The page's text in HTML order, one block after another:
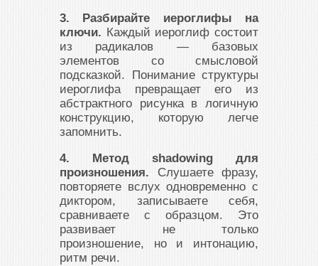
3. Разбирайте иероглифы на
ключи. Каждый иероглиф состоит
из радикалов — базовых
элементов со смысловой
подсказкой. Понимание структуры
иероглифа превращает его из
абстрактного рисунка в логичную
конструкцию, которую легче
запомнить.
4. Метод shadowing для
произношения. Слушаете фразу,
повторяете вслух одновременно с
диктором, записываете себя,
сравниваете с образцом. Это
развивает не только
произношение, но и интонацию,
ритм речи.